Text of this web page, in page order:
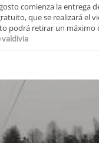
comienza la entrega
que se realizará el
podrá retirar un máximo
valdivia